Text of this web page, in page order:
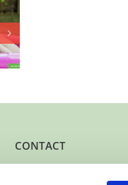
deze
fan (2)
plek
en
CONTACT
Het kantoor- en